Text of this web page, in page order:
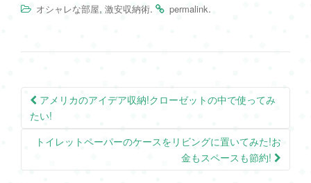
オシャレな部屋, 激安収納術. permalink.
Post
navigation
アメリカのアイデア収納!クローゼットの中で使ってみ
たい!
トイレットペーパーのケースをリビングに置いてみた!お
金もスペースも節約!